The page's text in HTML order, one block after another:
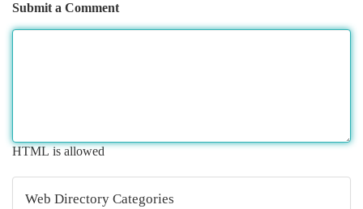
Submit a Comment
HTML is allowed
Web Directory Categories